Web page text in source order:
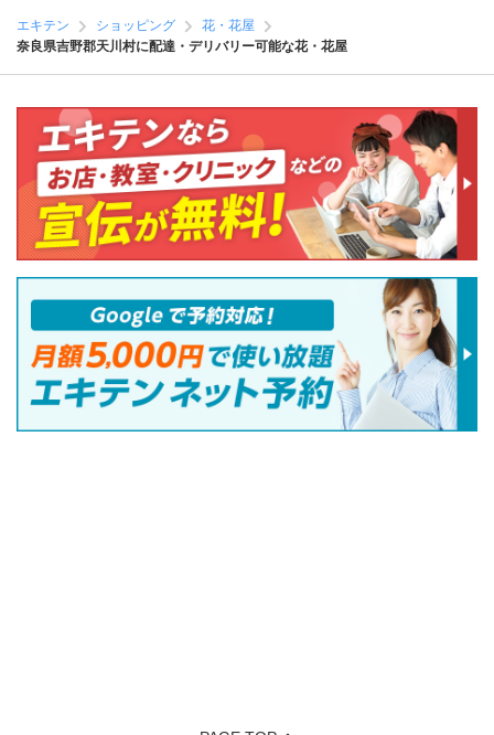
エキテン ショッピング
花・花屋
奈良県吉野郡天川村に配達・デリバリー可能な花・花屋